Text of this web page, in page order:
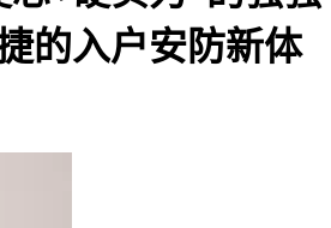
的入户安防新体